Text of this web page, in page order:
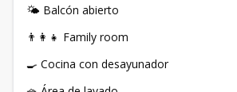
🌤️ Balcón abierto
👨‍👩‍👧 Family room
🍳 Cocina con desayunador